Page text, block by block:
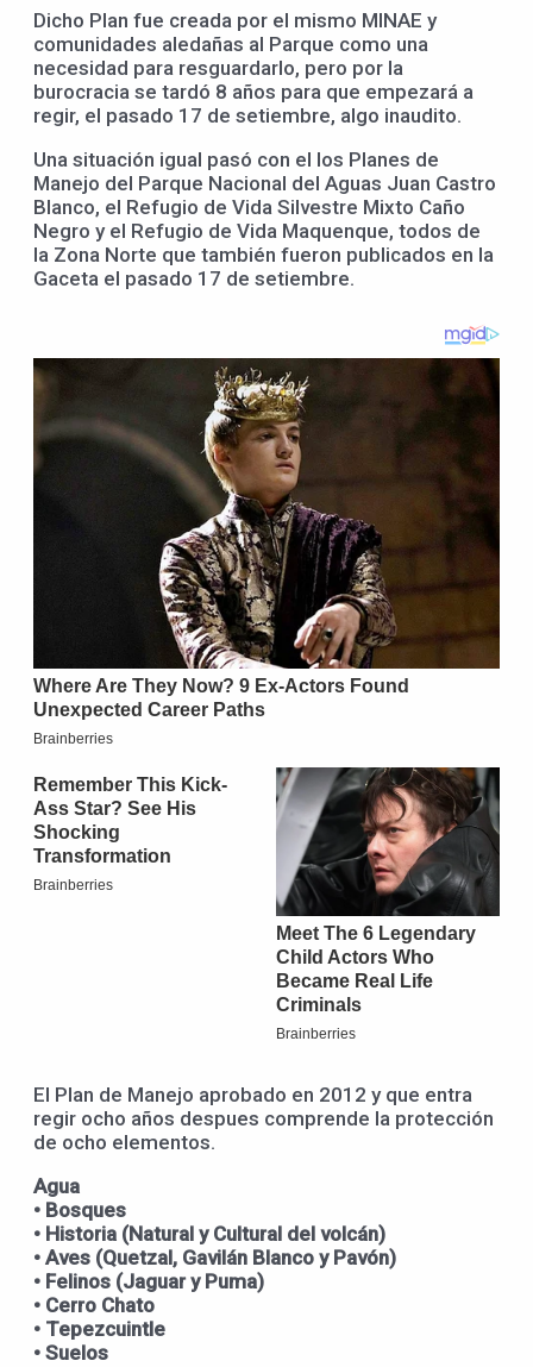
Dicho Plan fue creada por el mismo MINAE y
comunidades aledañas al Parque como una
necesidad para resguardarlo, pero por la
burocracia se tardó 8 años para que empezará a
regir, el pasado 17 de setiembre, algo inaudito.
Una situación igual pasó con el los Planes de
Manejo del Parque Nacional del Aguas Juan Castro
Blanco, el Refugio de Vida Silvestre Mixto Caño
Negro y el Refugio de Vida Maquenque, todos de
la Zona Norte que también fueron publicados en la
Gaceta el pasado 17 de setiembre.
El Plan de Manejo aprobado en 2012 y que entra
regir ocho años despues comprende la protección
de ocho elementos.
Agua
• Bosques
• Historia (Natural y Cultural del volcán)
• Aves (Quetzal, Gavilán Blanco y Pavón)
• Felinos (Jaguar y Puma)
• Cerro Chato
• Tepezcuintle
• Suelos